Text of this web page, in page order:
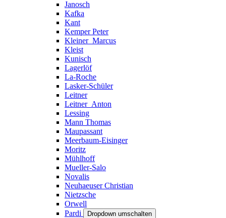
Janosch
Kafka
Kant
Kemper Peter
Kleiner_Marcus
Kleist
Kunisch
Lagerlöf
La-Roche
Lasker-Schüler
Leitner
Leitner_Anton
Lessing
Mann Thomas
Maupassant
Meerbaum-Eisinger
Moritz
Mühlhoff
Mueller-Salo
Novalis
Neuhaeuser Christian
Nietzsche
Orwell
Pardi
Dropdown umschalten